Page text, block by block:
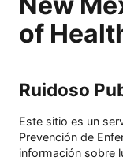
of
Ruidoso
Este sitio es un
Prevención de
información sobre